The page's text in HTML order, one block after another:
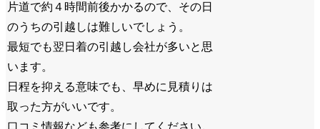
片道で約４時間前後かかるので、その日
のうちの引越しは難しいでしょう。
最短でも翌日着の引越し会社が多いと思
います。
日程を抑える意味でも、早めに見積りは
取った方がいいです。